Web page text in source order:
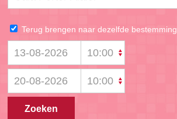
Terug brengen naar dezelfde bestemming